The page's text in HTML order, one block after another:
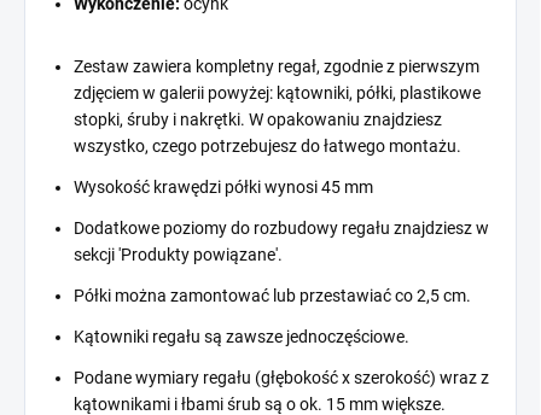
Zestaw zawiera kompletny regał, zgodnie z pierwszym
zdjęciem w galerii powyżej: kątowniki, półki, plastikowe
stopki, śruby i nakrętki. W opakowaniu znajdziesz
wszystko, czego potrzebujesz do łatwego montażu.
Wysokość krawędzi półki wynosi 45 mm
Dodatkowe poziomy do rozbudowy regału znajdziesz w
sekcji 'Produkty powiązane'.
Półki można zamontować lub przestawiać co 2,5 cm.
Kątowniki regału są zawsze jednoczęściowe.
Podane wymiary regału (głębokość x szerokość) wraz z
kątownikami i łbami śrub są o ok. 15 mm większe.